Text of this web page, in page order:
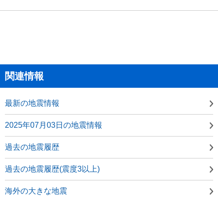
関連情報
最新の地震情報
2025年07月03日の地震情報
過去の地震履歴
過去の地震履歴(震度3以上)
海外の大きな地震